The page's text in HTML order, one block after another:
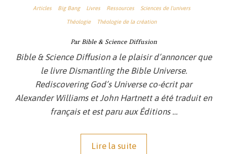
Articles Big Bang Livres Ressources Sciences de l'univers
Théologie Théologie de la création
Par Bible & Science Diffusion
Bible & Science Diffusion a le plaisir d’annoncer que
le livre Dismantling the Bible Universe.
Rediscovering God’s Universeco-écrit par
Alexander Williams et John Hartnett a été traduit en
français et est paru aux Éditions …
Lire la suite